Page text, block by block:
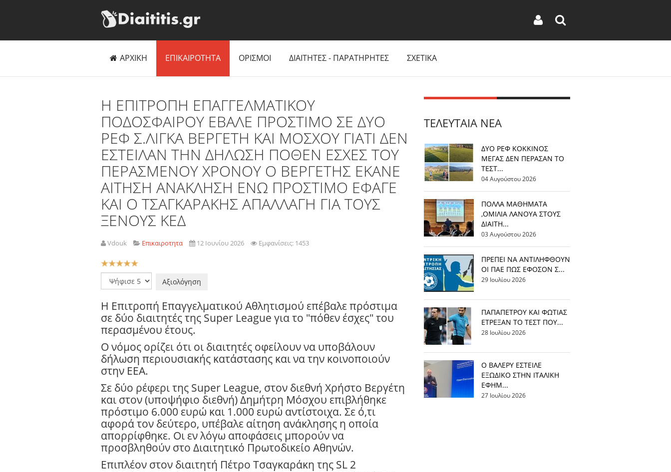
ΑΡΧΙΚΗ ΕΠΙΚΑΙΡΟΤΗΤΑ ΟΡΙΣΜΟΙ ΔΙΑΙΤΗΤΕΣ - ΠΑΡΑΤΗΡΗΤΕΣ ΣΧΕΤΙΚΑ
Η ΕΠΙΤΡΟΠΗ ΕΠΑΓΓΕΛΜΑΤΙΚΟΥ
ΠΟΔΟΣΦΑΙΡΟΥ ΕΒΑΛΕ ΠΡΟΣΤΙΜΟ ΣΕ ΔΥΟ
ΡΕΦ Σ.ΛΙΓΚΑ ΒΕΡΓΕΤΗ ΚΑΙ ΜΟΣΧΟΥ ΓΙΑΤΙ ΔΕΝ
ΕΣΤΕΙΛΑΝ ΤΗΝ ΔΗΛΩΣΗ ΠΟΘΕΝ ΕΣΧΕΣ ΤΟΥ
ΠΕΡΑΣΜΕΝΟΥ ΧΡΟΝΟΥ Ο ΒΕΡΓΕΤΗΣ ΕΚΑΝΕ
ΑΙΤΗΣΗ ΑΝΑΚΛΗΣΗ ΕΝΩ ΠΡΟΣΤΙΜΟ ΕΦΑΓΕ
ΚΑΙ Ο ΤΣΑΓΚΑΡΑΚΗΣ ΑΠΑΛΛΑΓΗ ΓΙΑ ΤΟΥΣ
ΞΕΝΟΥΣ ΚΕΔ
Vdouk Επικαιροτητα 12 Ιουνίου 2026 Εμφανίσεις: 1453
Αξιολόγηση
Χρήστη:5/5
Παρακαλώ
αξιολογήστε
Η Επιτροπή Επαγγελματικού Αθλητισμού επέβαλε πρόστιμα
σε δύο διαιτητές της Super League για το "πόθεν έσχες" του
περασμένου έτους.
Ο νόμος ορίζει ότι οι διαιτητές οφείλουν να υποβάλουν
δήλωση περιουσιακής κατάστασης και να την κοινοποιούν
στην ΕΕΑ.
Σε δύο ρέφερι της Super League, στον διεθνή Χρήστο Βεργέτη
και στον (υποψήφιο διεθνή) Δημήτρη Μόσχου επιβλήθηκε
πρόστιμο 6.000 ευρώ και 1.000 ευρώ αντίστοιχα. Σε ό,τι
αφορά τον δεύτερο, υπέβαλε αίτηση ανάκλησης η οποία
απορρίφθηκε. Οι εν λόγω αποφάσεις μπορούν να
προσβληθούν στο Διαιτητικό Πρωτοδικείο Αθηνών.
Επιπλέον στον διαιτητή Πέτρο Τσαγκαράκη της SL 2
ΤΕΛΕΥΤΑΊΑ ΝΈΑ
ΔΥΟ ΡΕΦ ΚΟΚΚΙΝΟΣ
ΜΕΓΑΣ ΔΕΝ ΠΕΡΑΣΑΝ ΤΟ
ΤΕΣΤ...
04 Αυγούστου 2026
ΠΟΛΛΑ ΜΑΘΗΜΑΤΑ
,ΟΜΙΛΙΑ ΛΑΝΟΥΑ ΣΤΟΥΣ
ΔΙΑΙΤΗ...
03 Αυγούστου 2026
ΠΡΕΠΕΙ ΝΑ ΑΝΤΙΛΗΦΘΟΥΝ
ΟΙ ΠΑΕ ΠΩΣ ΕΦΟΣΟΝ Σ...
29 Ιουλίου 2026
ΠΑΠΑΠΕΤΡΟΥ ΚΑΙ ΦΩΤΙΑΣ
ΕΤΡΕΞΑΝ ΤΟ ΤΕΣΤ ΠΟΥ...
28 Ιουλίου 2026
Ο ΒΑΛΕΡΥ ΕΣΤΕΙΛΕ
ΕΞΩΔΙΚΟ ΣΤΗΝ ΙΤΑΛΙΚΗ
ΕΦΗΜ...
27 Ιουλίου 2026